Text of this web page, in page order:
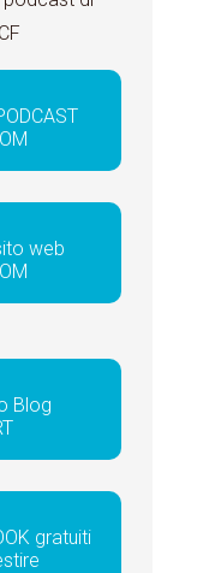
web
Blog
gratuiti